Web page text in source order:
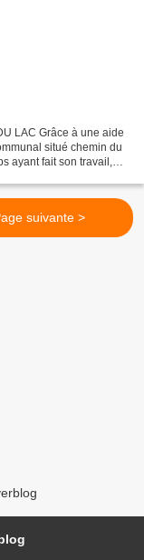
LAC Grâce à une aide
situé chemin du
ayant fait son travail,
suivante >